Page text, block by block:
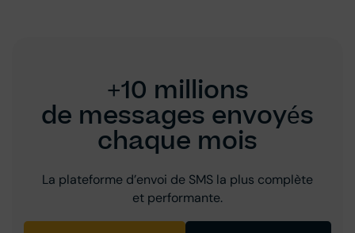
+10 millions
de messages envoyés
chaque mois
La plateforme d’envoi de SMS la plus complète
et performante.